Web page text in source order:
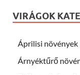
VIRÁGOK
Áprilisi növények
Árnyéktűrő